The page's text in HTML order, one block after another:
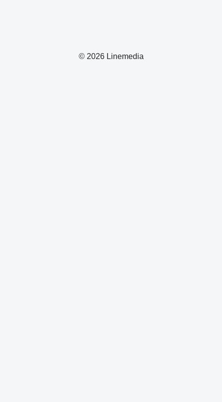
© 2026 Linemedia